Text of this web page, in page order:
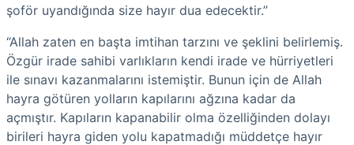
şoför uyandığında size hayır dua edecektir.”
“Allah zaten en başta imtihan tarzını ve şeklini belirlemiş.
Özgür irade sahibi varlıkların kendi irade ve hürriyetleri
ile sınavı kazanmalarını istemiştir. Bunun için de Allah
hayra götüren yolların kapılarını ağzına kadar da
açmıştır. Kapıların kapanabilir olma özelliğinden dolayı
birileri hayra giden yolu kapatmadığı müddetçe hayır